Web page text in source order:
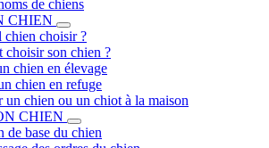
de chiens
CHIEN
chien choisir ?
choisir son chien ?
chien en élevage
chien en refuge
chien ou un chiot à la maison
CHIEN
de base du chien